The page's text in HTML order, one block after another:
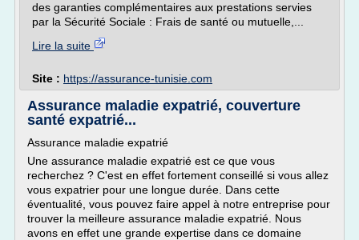
des garanties complémentaires aux prestations servies
par la Sécurité Sociale : Frais de santé ou mutuelle,...
Lire la suite
Site : https://assurance-tunisie.com
Assurance maladie expatrié, couverture
santé expatrié...
Assurance maladie expatrié
Une assurance maladie expatrié est ce que vous
recherchez ? C'est en effet fortement conseillé si vous allez
vous expatrier pour une longue durée. Dans cette
éventualité, vous pouvez faire appel à notre entreprise pour
trouver la meilleure assurance maladie expatrié. Nous
avons en effet une grande expertise dans ce domaine